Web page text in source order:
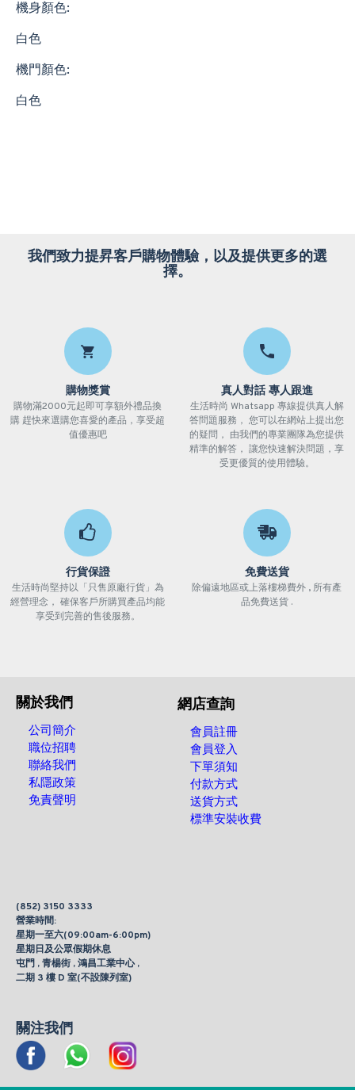
機身顏色:
白色
機門顏色:
白色
我們致力提昇客戶購物體驗，以及提供更多的選
擇。
購物獎賞
購物滿2000元起即可享額外禮品換
購 趕快來選購您喜愛的產品，享受超
值優惠吧
真人對話 專人跟進
生活時尚 Whatsapp 專線提供真人解
答問題服務， 您可以在網站上提出您
的疑問， 由我們的專業團隊為您提供
精準的解答， 讓您快速解決問題，享
受更優質的使用體驗。
行貨保證
生活時尚堅持以「只售原廠行貨」為
經營理念， 確保客戶所購買產品均能
享受到完善的售後服務。
免費送貨
除偏遠地區或上落樓梯費外 , 所有產
品免費送貨 .
關於我們
公司簡介
職位招聘
聯絡我們
私隱政策
免責聲明
網店查詢
會員註冊
會員登入
下單須知
付款方式
送貨方式
標準安裝收費
(852) 3150 3333
營業時間:
星期一至六(09:00am-6:00pm)
星期日及公眾假期休息
屯門 , 青楊街 , 鴻昌工業中心 ,
二期 3 樓 D 室(不設陳列室)
關注我們